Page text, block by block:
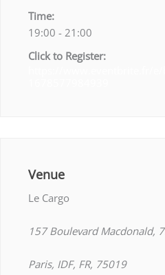
Time:
19:00 - 21:00
Click to Register:
Venue
Le Cargo
157 Boulevard Macdonald,
Paris, IDF, FR, 75019